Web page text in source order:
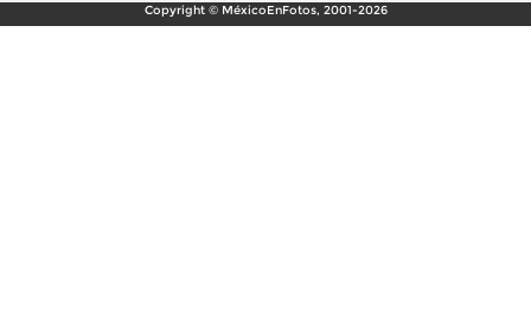
Copyright © MéxicoEnFotos, 2001-2026